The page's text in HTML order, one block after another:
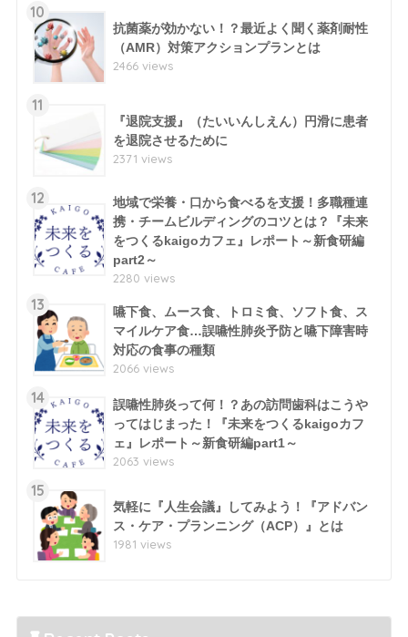
10
抗菌薬が効かない！？最近よく聞く薬剤耐性
（AMR）対策アクションプランとは
2466 views
11
『退院支援』（たいいんしえん）円滑に患者
を退院させるために
2371 views
12
地域で栄養・口から食べるを支援！多職種連
携・チームビルディングのコツとは？『未来
をつくるkaigoカフェ』レポート～新食研編
part2～
2280 views
13
嚥下食、ムース食、トロミ食、ソフト食、ス
マイルケア食…誤嚥性肺炎予防と嚥下障害時
対応の食事の種類
2066 views
14
誤嚥性肺炎って何！？あの訪問歯科はこうや
ってはじまった！『未来をつくるkaigoカフ
ェ』レポート～新食研編part1～
2063 views
15
気軽に『人生会議』してみよう！『アドバン
ス・ケア・プランニング（ACP）』とは
1981 views